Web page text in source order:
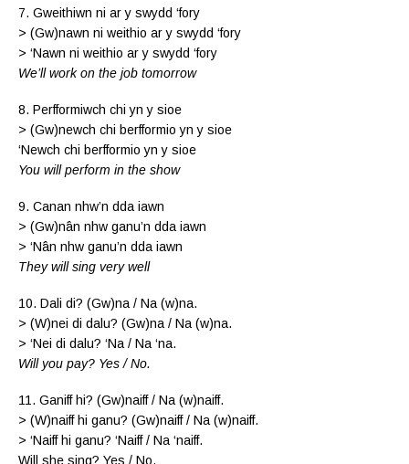
7. Gweithiwn ni ar y swydd ‘fory
> (Gw)nawn ni weithio ar y swydd ‘fory
> ‘Nawn ni weithio ar y swydd ‘fory
We’ll work on the job tomorrow
8. Perfformiwch chi yn y sioe
> (Gw)newch chi berfformio yn y sioe
‘Newch chi berfformio yn y sioe
You will perform in the show
9. Canan nhw’n dda iawn
> (Gw)nân nhw ganu’n dda iawn
> ‘Nân nhw ganu’n dda iawn
They will sing very well
10. Dali di? (Gw)na / Na (w)na.
> (W)nei di dalu? (Gw)na / Na (w)na.
> ‘Nei di dalu? ‘Na / Na ‘na.
Will you pay? Yes / No.
11. Ganiff hi? (Gw)naiff / Na (w)naiff.
> (W)naiff hi ganu? (Gw)naiff / Na (w)naiff.
> ‘Naiff hi ganu? ‘Naiff / Na ‘naiff.
Will she sing? Yes / No.